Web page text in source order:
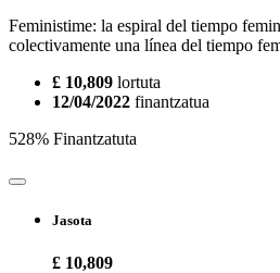
Feministime: la espiral del tiempo
colectivamente una línea del tiempo
£ 10,809 lortuta
12/04/2022 finantzatua
528% Finantzatuta
Jasota
£ 10,809